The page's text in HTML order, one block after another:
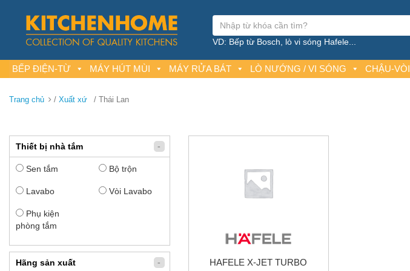
VD: Bếp từ Bosch, lò vi sóng Hafele...
BẾP ĐIỆN-TỪ MÁY HÚT MÙI MÁY RỬA BÁT LÒ NƯỚNG / VI SÓNG CHẬU-VÒI
Trang chủ / Xuất xứ / Thái Lan
Thiết bị nhà tắm -
Sen tắm Bộ trộn
Lavabo Vòi Lavabo
Phụ kiện
phòng tắm
Hãng sản xuất - HAFELE X-JET TURBO